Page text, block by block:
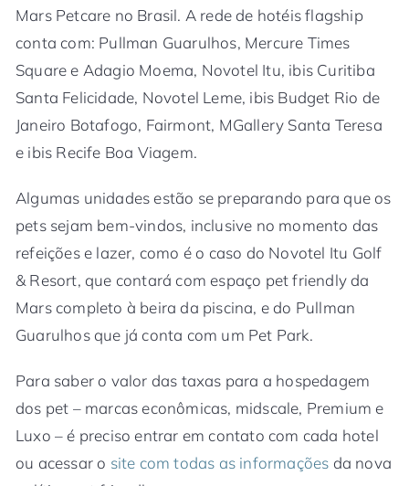
Mars Petcare no Brasil. A rede de hotéis flagship
conta com: Pullman Guarulhos, Mercure Times
Square e Adagio Moema, Novotel Itu, ibis Curitiba
Santa Felicidade, Novotel Leme, ibis Budget Rio de
Janeiro Botafogo, Fairmont, MGallery Santa Teresa
e ibis Recife Boa Viagem.
Algumas unidades estão se preparando para que os
pets sejam bem-vindos, inclusive no momento das
refeições e lazer, como é o caso do Novotel Itu Golf
& Resort, que contará com espaço pet friendly da
Mars completo à beira da piscina, e do Pullman
Guarulhos que já conta com um Pet Park.
Para saber o valor das taxas para a hospedagem
dos pet – marcas econômicas, midscale, Premium e
Luxo – é preciso entrar em contato com cada hotel
ou acessar o site com todas as informações da nova